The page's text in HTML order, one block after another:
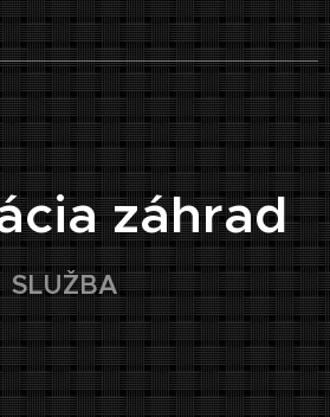
🏠
záhrad
SLUŽBA
📍